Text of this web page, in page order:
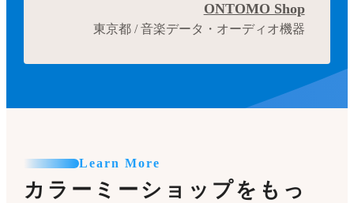
ONTOMO Shop
東京都 / 音楽データ・オーディオ機器
Learn More
カラーミーショップをもっ